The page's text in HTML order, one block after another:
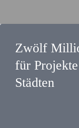
Zwölf
Bund für